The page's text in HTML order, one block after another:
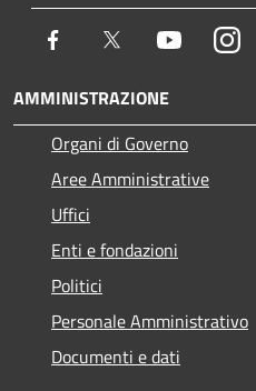
Facebook Twitter Youtube
AMMINISTRAZIONE
Organi di Governo
Aree Amministrative
Uffici
Enti e fondazioni
Politici
Personale Amministrativo
Documenti e dati